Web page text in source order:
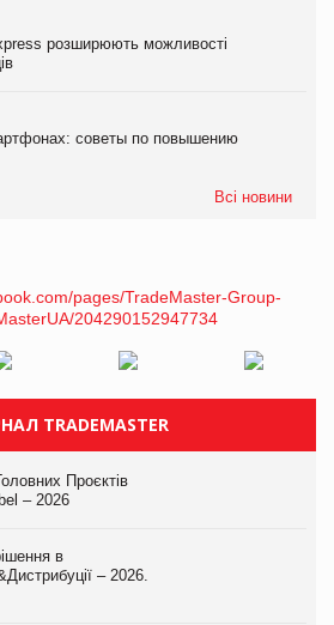
розширюють можливості
советы по повышению
Всі новини
TRADEMASTER
Проєктів
– 2026
в
– 2026.